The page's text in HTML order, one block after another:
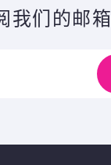
我们的邮箱